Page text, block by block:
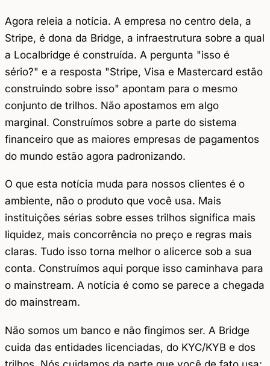
Agora releia a notícia. A empresa no centro dela, a
Stripe, é dona da Bridge, a infraestrutura sobre a qual
a Localbridge é construída. A pergunta "isso é
sério?" e a resposta "Stripe, Visa e Mastercard estão
construindo sobre isso" apontam para o mesmo
conjunto de trilhos. Não apostamos em algo
marginal. Construímos sobre a parte do sistema
financeiro que as maiores empresas de pagamentos
do mundo estão agora padronizando.
O que esta notícia muda para nossos clientes é o
ambiente, não o produto que você usa. Mais
instituições sérias sobre esses trilhos significa mais
liquidez, mais concorrência no preço e regras mais
claras. Tudo isso torna melhor o alicerce sob a sua
conta. Construímos aqui porque isso caminhava para
o mainstream. A notícia é como se parece a chegada
do mainstream.
Não somos um banco e não fingimos ser. A Bridge
cuida das entidades licenciadas, do KYC/KYB e dos